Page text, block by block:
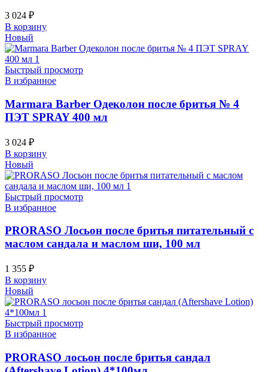
3 024 ₽
В корзину
Новый
Быстрый просмотр
В избранное
Marmara Barber Одеколон после бритья № 4
ПЭТ SPRAY 400 мл
3 024 ₽
В корзину
Новый
Быстрый просмотр
В избранное
PRORASO Лосьон после бритья питательный с
маслом сандала и маслом ши, 100 мл
1 355 ₽
В корзину
Новый
Быстрый просмотр
В избранное
PRORASO лосьон после бритья сандал